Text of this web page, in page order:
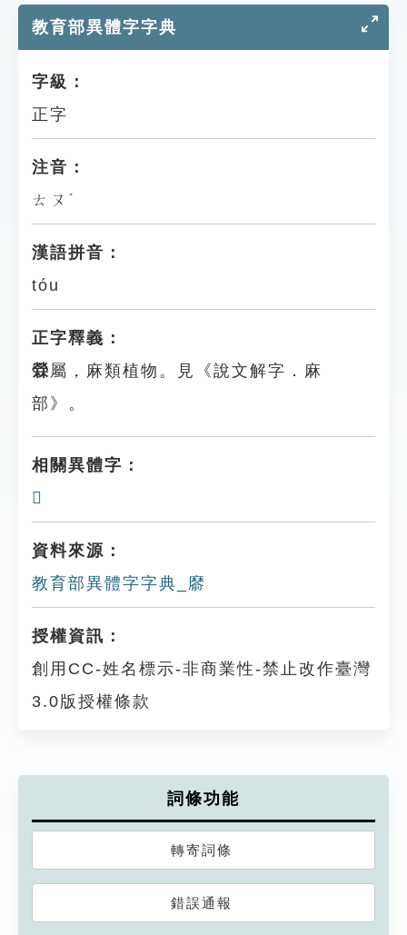
貓頭鷹博士
教育部異體字字典
字級：
正字
注音：
ㄊㄡˊ
漢語拼音：
tóu
正字釋義：
檾屬，麻類植物。見《說文解字．麻
部》。
相關異體字：
𪎨
資料來源：
教育部異體字字典_䵉
授權資訊：
創用CC-姓名標示-非商業性-禁止改作臺灣
3.0版授權條款
詞條功能
轉寄詞條
錯誤通報